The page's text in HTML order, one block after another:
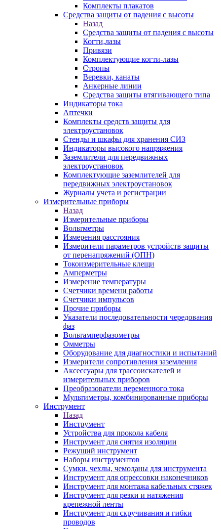
Комплекты плакатов
Средства защиты от падения с высоты
Назад
Средства защиты от падения с высоты
Когти,лазы
Привязи
Комплектующие когти-лазы
Стропы
Веревки, канаты
Анкерные линии
Средства защиты втягивающего типа
Индикаторы тока
Аптечки
Комплекты средств защиты для
электроустановок
Стенды и шкафы для хранения СИЗ
Индикаторы высокого напряжения
Заземлители для передвижных
электроустановок
Комплектующие заземлителей для
передвижных электроустановок
Журналы учета и регистрации
Измерительные приборы
Назад
Измерительные приборы
Вольтметры
Измерения расстояния
Измерители параметров устройств защиты
от перенапряжений (ОПН)
Токоизмерительные клещи
Амперметры
Измерение температуры
Счетчики времени работы
Счетчики импульсов
Прочие приборы
Указатели последовательности чередования
фаз
Вольтамперфазометры
Омметры
Оборудование для диагностики и испытаний
Измерители сопротивления заземления
Аксессуары для трассоискателей и
измерительных приборов
Преобразователи переменного тока
Мультиметры, комбинированные приборы
Инструмент
Назад
Инструмент
Устройства для прокола кабеля
Инструмент для снятия изоляции
Режущий инструмент
Наборы инструментов
Сумки, чехлы, чемоданы для инструмента
Инструмент для опрессовки наконечников
Инструмент для монтажа кабельных стяжек
Инструмент для резки и натяжения
крепежной ленты
Инструмент для скручивания и гибки
проводов